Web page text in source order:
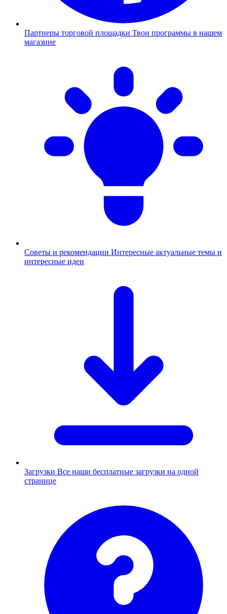
Партнеры торговой площадки Твои программы в нашем
магазине
Советы и рекомендации Интересные актуальные темы и
интересные идеи
Загрузки Все наши бесплатные загрузки на одной
странице